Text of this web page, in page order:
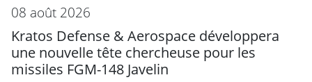
08 août 2026
Kratos Defense & Aerospace développera
une nouvelle tête chercheuse pour les
missiles FGM-148 Javelin